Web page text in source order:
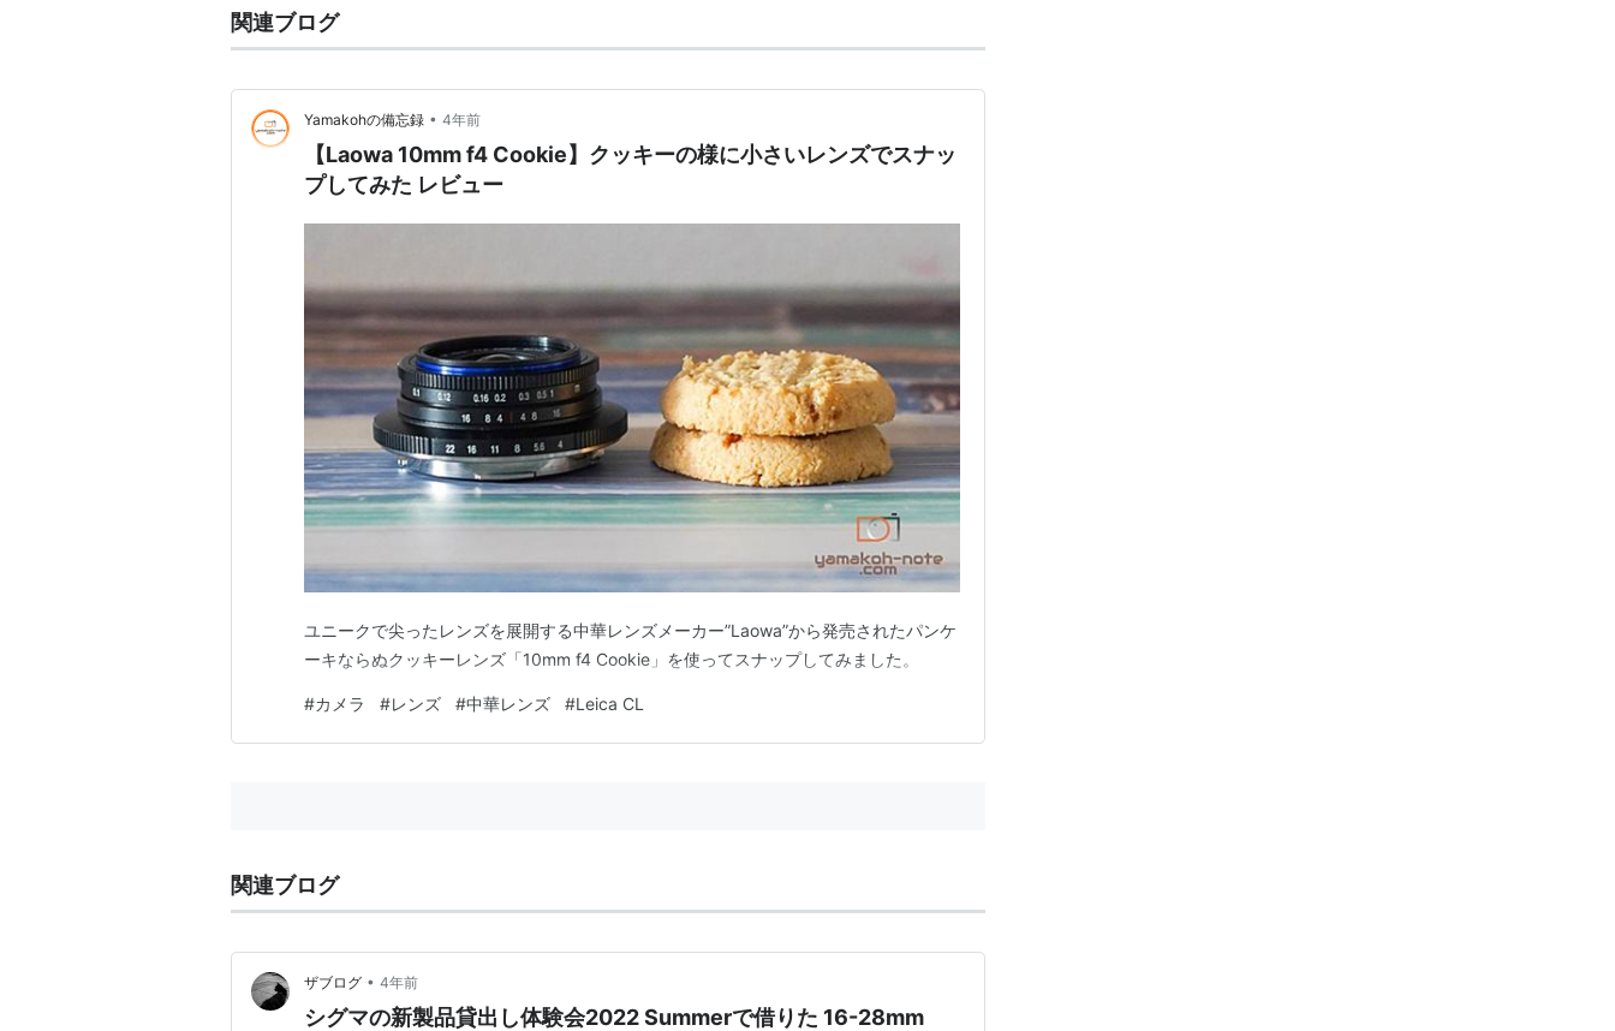
関連ブログ
Yamakohの備忘録 • 4年前
【Laowa 10mm f4 Cookie】クッキーの様に小さいレンズでスナッ
プしてみた レビュー
ユニークで尖ったレンズを展開する中華レンズメーカー”Laowa”から発売されたパンケ
ーキならぬクッキーレンズ「10mm f4 Cookie」を使ってスナップしてみました。
#カメラ #レンズ #中華レンズ #Leica CL
関連ブログ
ザブログ • 4年前
シグマの新製品貸出し体験会2022 Summerで借りた 16-28mm